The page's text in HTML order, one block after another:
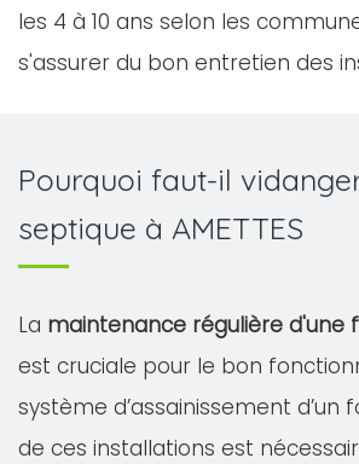
les 4 à 10 ans selon les
s'assurer du bon entretien des
Pourquoi faut-il
septique à AMETTES
La maintenance régulière d'une
est cruciale pour le bon
système d’assainissement d’un
de ces installations est